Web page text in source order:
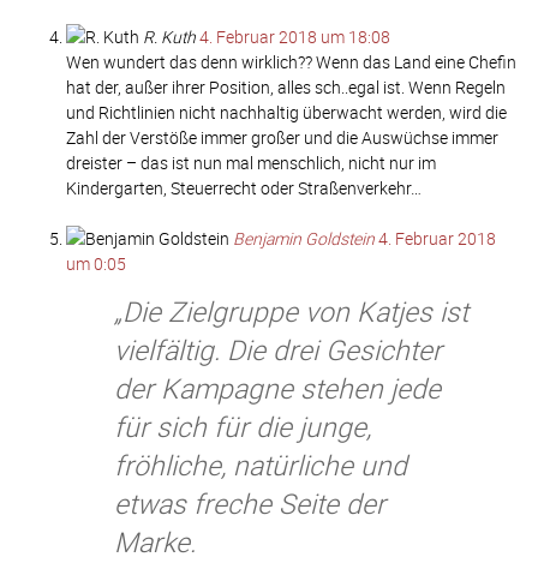
R. Kuth4. Februar 2018 um 18:08
Wen wundert das denn wirklich?? Wenn das Land eine Chefin
hat der, außer ihrer Position, alles sch..egal ist. Wenn Regeln
und Richtlinien nicht nachhaltig überwacht werden, wird die
Zahl der Verstöße immer großer und die Auswüchse immer
dreister – das ist nun mal menschlich, nicht nur im
Kindergarten, Steuerrecht oder Straßenverkehr…
Benjamin Goldstein4. Februar 2018
um 0:05
„Die Zielgruppe von Katjes ist
vielfältig. Die drei Gesichter
der Kampagne stehen jede
für sich für die junge,
fröhliche, natürliche und
etwas freche Seite der
Marke.